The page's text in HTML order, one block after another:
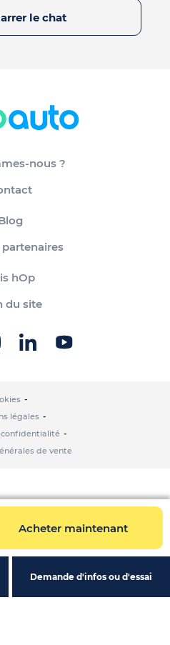
Acheter maintenant
Demande d'infos ou d'essai
le chat
nous ?
partenaires
hOp
du site
légales
de vente